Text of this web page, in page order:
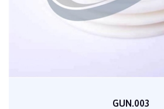
GUN.003